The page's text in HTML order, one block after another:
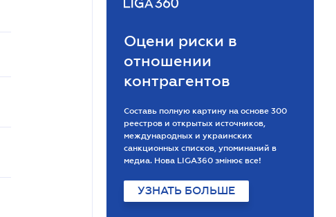
Оцени риски в
отношении
контрагентов
Составь полную картину на основе 300
реестров и открытых источников,
международных и украинских
санкционных списков, упоминаний в
медиа. Нова LIGA360 змінює все!
УЗНАТЬ БОЛЬШЕ